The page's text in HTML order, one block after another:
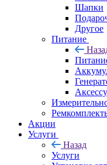
Шапки
Другое
Питание
Акции
Услуги
Назад
Услуги